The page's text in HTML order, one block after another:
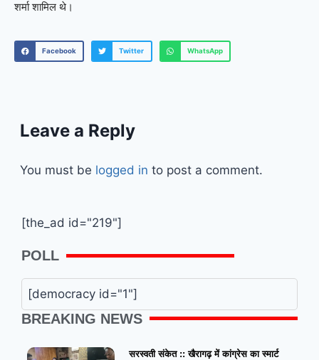
शर्मा शामिल थे।
Facebook Twitter WhatsApp
Leave a Reply
You must be logged in to post a comment.
[the_ad id="219"]
POLL
[democracy id="1"]
BREAKING NEWS
सरस्वती संकेत :: खैरागढ़ में कांग्रेस का स्मार्ट